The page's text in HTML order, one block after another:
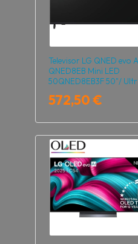
Televisor LG QNED evo
QNED8EB Mini LED
50QNED8EB3F 50"/
572,50 €